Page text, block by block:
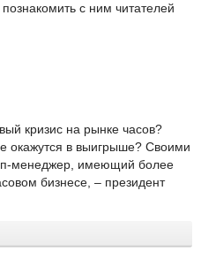
с ним читателей
кризис на рынке часов?
окажутся в выигрыше? Своими
менеджер, имеющий более
бизнесе, – президент